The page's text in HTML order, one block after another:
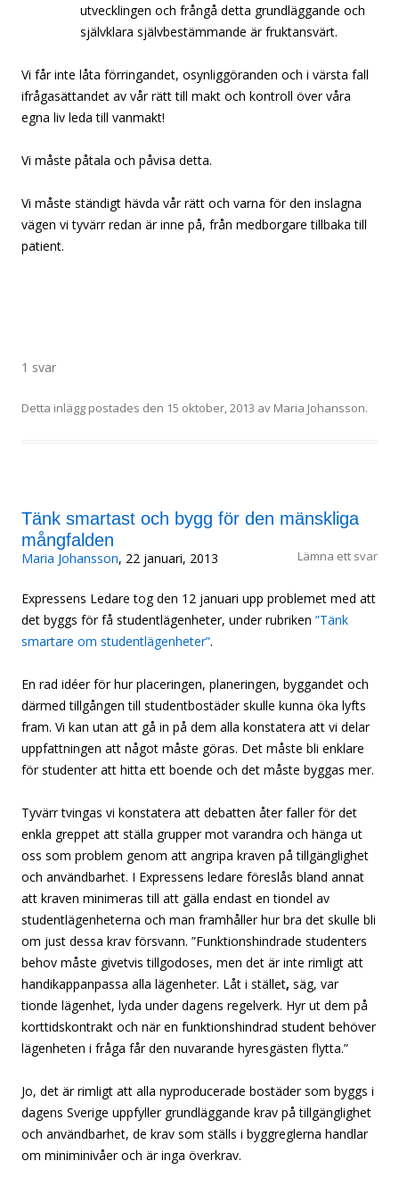
utvecklingen och frångå detta grundläggande och
självklara självbestämmande är fruktansvärt.
Vi får inte låta förringandet, osynliggöranden och i värsta fall
ifrågasättandet av vår rätt till makt och kontroll över våra
egna liv leda till vanmakt!
Vi måste påtala och påvisa detta.
Vi måste ständigt hävda vår rätt och varna för den inslagna
vägen vi tyvärr redan är inne på, från medborgare tillbaka till
patient.
1 svar
Detta inlägg postades den 15 oktober, 2013 av Maria Johansson.
Tänk smartast och bygg för den mänskliga
mångfalden
Maria Johansson, 22 januari, 2013 Lämna ett svar
Expressens Ledare tog den 12 januari upp problemet med att
det byggs för få studentlägenheter, under rubriken ”Tänk
smartare om studentlägenheter”.
En rad idéer för hur placeringen, planeringen, byggandet och
därmed tillgången till studentbostäder skulle kunna öka lyfts
fram. Vi kan utan att gå in på dem alla konstatera att vi delar
uppfattningen att något måste göras. Det måste bli enklare
för studenter att hitta ett boende och det måste byggas mer.
Tyvärr tvingas vi konstatera att debatten åter faller för det
enkla greppet att ställa grupper mot varandra och hänga ut
oss som problem genom att angripa kraven på tillgänglighet
och användbarhet. I Expressens ledare föreslås bland annat
att kraven minimeras till att gälla endast en tiondel av
studentlägenheterna och man framhåller hur bra det skulle bli
om just dessa krav försvann. ”Funktionshindrade studenters
behov måste givetvis tillgodoses, men det är inte rimligt att
handikappanpassa alla lägenheter. Låt i stället, säg, var
tionde lägenhet, lyda under dagens regelverk. Hyr ut dem på
korttidskontrakt och när en funktionshindrad student behöver
lägenheten i fråga får den nuvarande hyresgästen flytta.”
Jo, det är rimligt att alla nyproducerade bostäder som byggs i
dagens Sverige uppfyller grundläggande krav på tillgänglighet
och användbarhet, de krav som ställs i byggreglerna handlar
om miniminivåer och är inga överkrav.